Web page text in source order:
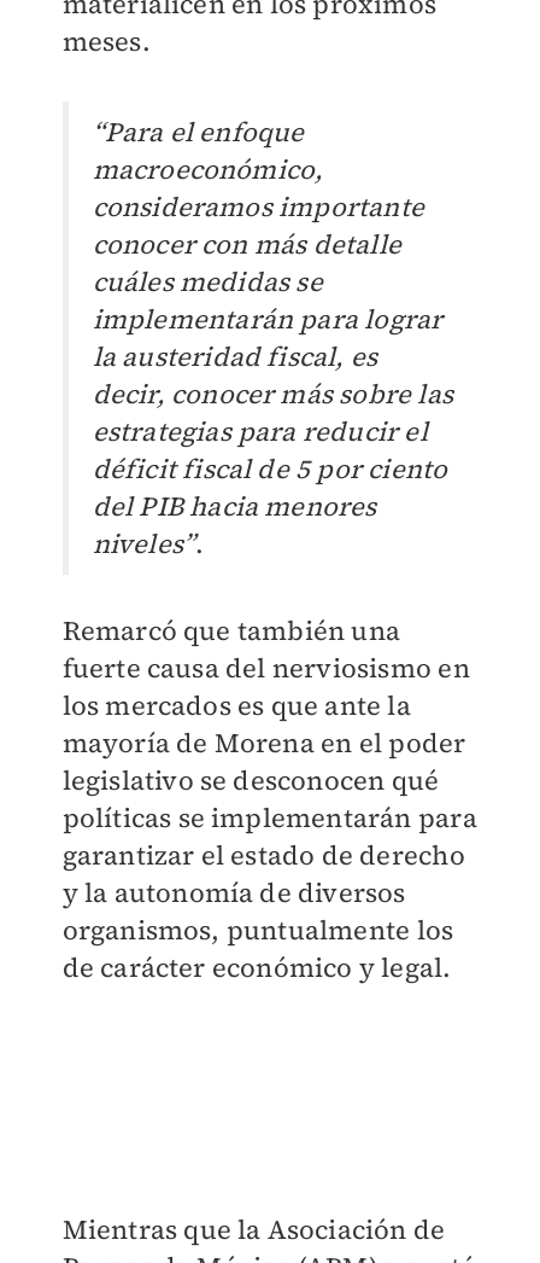
meses.
“Para el enfoque
macroeconómico,
consideramos importante
conocer con más detalle
cuáles medidas se
implementarán para lograr
la austeridad fiscal, es
decir, conocer más sobre las
estrategias para reducir el
déficit fiscal de 5 por ciento
del PIB hacia menores
niveles”.
Remarcó que también una
fuerte causa del nerviosismo en
los mercados es que ante la
mayoría de Morena en el poder
legislativo se desconocen qué
políticas se implementarán para
garantizar el estado de derecho
y la autonomía de diversos
organismos, puntualmente los
de carácter económico y legal.
Mientras que la Asociación de